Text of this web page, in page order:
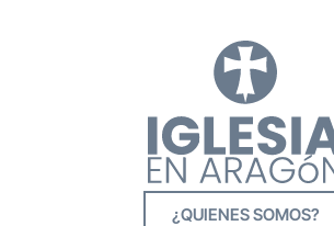
¿QUIENES SOMOS?